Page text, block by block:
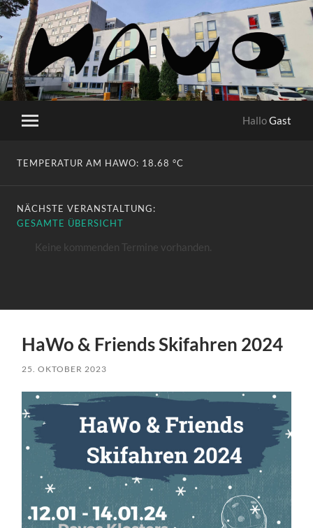
HaWo
Mobile-
HalloGast
TEMPERATUR AM HAWO: 18.68 °C
NÄCHSTE VERANSTALTUNG:
GESAMTE ÜBERSICHT
Keine kommenden Termine vorhanden.
HaWo & Friends Skifahren 2024
25. OKTOBER 2023